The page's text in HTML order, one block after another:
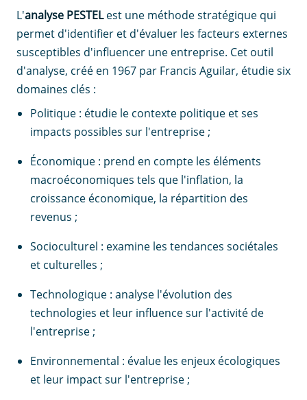
L'analyse PESTELest une méthode stratégique qui
permet d'identifier et d'évaluer les facteurs externes
susceptibles d'influencer une entreprise. Cet outil
d'analyse, créé en 1967 par Francis Aguilar, étudie six
domaines clés :
Politique : étudie le contexte politique et ses
impacts possibles sur l'entreprise ;
Économique : prend en compte les éléments
macroéconomiques tels que l'inflation, la
croissance économique, la répartition des
revenus ;
Socioculturel : examine les tendances sociétales
et culturelles ;
Technologique : analyse l'évolution des
technologies et leur influence sur l'activité de
l'entreprise ;
Environnemental : évalue les enjeux écologiques
et leur impact sur l'entreprise ;